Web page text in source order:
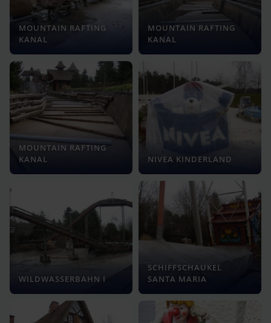
MOUNTAIN RAFTING
KANAL
MOUNTAIN RAFTING
KANAL
MOUNTAIN RAFTING
KANAL
NIVEA KINDERLAND
WILDWASSERBAHN I
SCHIFFSCHAUKEL
SANTA MARIA